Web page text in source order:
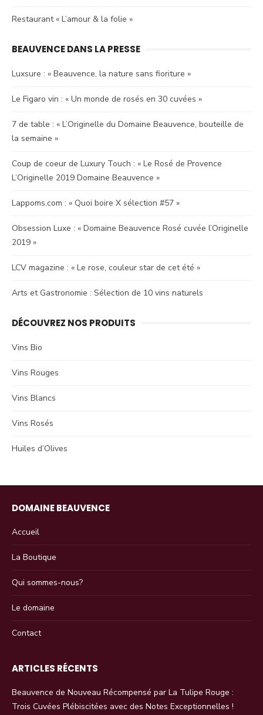
Restaurant « L’amour & la folie »
BEAUVENCE DANS LA PRESSE
Luxsure : « Beauvence, la nature sans fioriture »
Le Figaro vin : « Un monde de rosés en 30 cuvées »
7 de table : « L’Originelle du Domaine Beauvence, bouteille de
la semaine »
Coup de coeur de Luxury Touch : « Le Rosé de Provence
L’Originelle 2019 Domaine Beauvence »
Lappoms.com : « Quoi boire X sélection #57 »
Obsession Luxe : « Domaine Beauvence Rosé cuvée l’Originelle
2019 »
LCV magazine : « Le rose, couleur star de cet été »
Arts et Gastronomie : Sélection de 10 vins naturels
DÉCOUVREZ NOS PRODUITS
Vins Bio
Vins Rouges
Vins Blancs
Vins Rosés
Huiles d’Olives
DOMAINE BEAUVENCE
Accueil
La Boutique
Qui sommes-nous?
Le domaine
Contact
ARTICLES RÉCENTS
Beauvence de Nouveau Récompensé par La Tulipe Rouge :
Trois Cuvées Plébiscitées avec des Notes Exceptionnelles !